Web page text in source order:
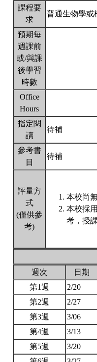
課程要
求
普通生物學或
預期每
週課前
或/與課
後學習
時數
Office
Hours
指定閱
讀
待補
參考書
目
待補
評量方
式
(僅供參
考)
本校尚
本校採
考，授
週次
日期
第1週
2/20
第2週
2/27
第3週
3/06
第4週
3/13
第5週
3/20